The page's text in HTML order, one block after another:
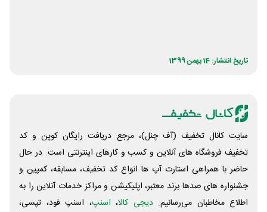
تاریخ انتشار: 14 بهمن 1399
سایت کانال تخفیف (آف چنل)، مرجع دریافت رایگان کوپن و کد
تخفیف فروشگاه های آنلاین و کسب و‌ کارهای اینترنتی است. در حال
حاضر با همراهی استارت آپ ها انواع کد تخفیف، مسابقه، کمپین و
جشنواره های صدها برند معتبر، اپلیکیشن و مراکز خدمات آنلاین را به
اطلاع مخاطبان می‌رسانیم. دیجی کالا، اسنپ، اسنپ فود، تپسی،